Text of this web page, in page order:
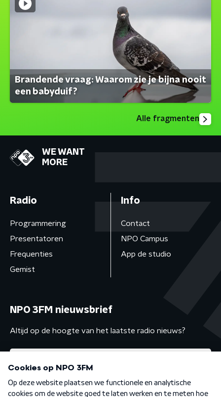
Brandende vraag: Waarom zie je bijna nooit
een babyduif?
Alle fragmenten
WE WANT
MORE
Radio
Programmering
Presentatoren
Frequenties
Gemist
Info
Contact
NPO Campus
App de studio
NPO 3FM nieuwsbrief
Altijd op de hoogte van het laatste radio nieuws?